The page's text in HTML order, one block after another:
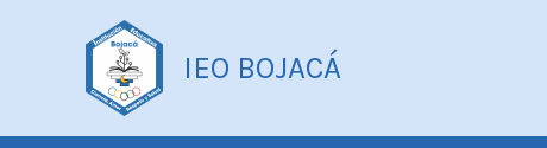
IEO BOJACÁ